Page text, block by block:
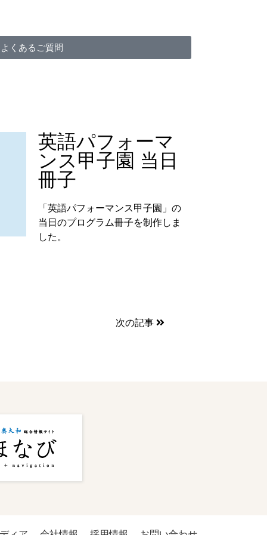
よくあるご質問
英語パフォーマ
ンス甲子園 当日
冊子
「英語パフォーマンス甲子園」の
当日のプログラム冊子を制作しま
した。
次の記事